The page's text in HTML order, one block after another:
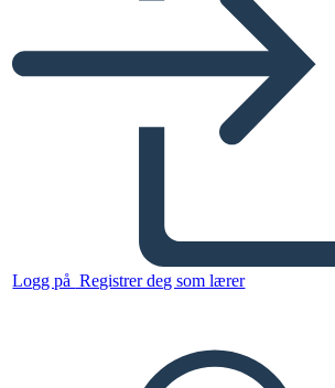
Logg på Registrer deg som lærer
Cell med afsnit
Kopier dette storyboardet
LAGE ET STORYBOARD
LES FOR MEG